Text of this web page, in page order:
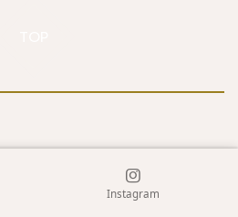
Instagram